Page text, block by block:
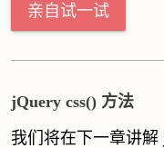
亲自试一试
jQuery css() 方法
我们将在下一章讲解